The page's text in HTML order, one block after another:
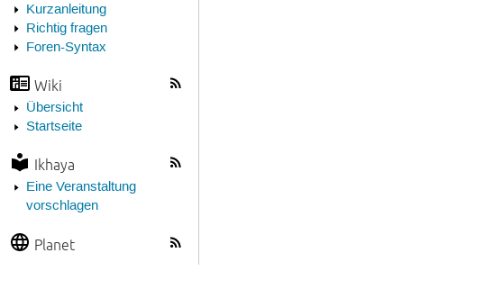
Kurzanleitung
Richtig fragen
Foren-Syntax
Wiki
Übersicht
Startseite
Ikhaya
Eine Veranstaltung
vorschlagen
Planet